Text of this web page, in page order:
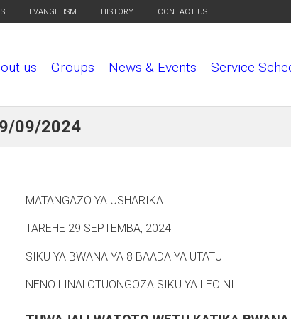
EVANGELISM HISTORY CONTACT US
us Groups News & Events Service
09/2024
MATANGAZO YA USHARIKA
TAREHE 29 SEPTEMBA, 2024
SIKU YA BWANA YA 8 BAADA YA UTATU
NENO LINALOTUONGOZA SIKU YA LEO NI